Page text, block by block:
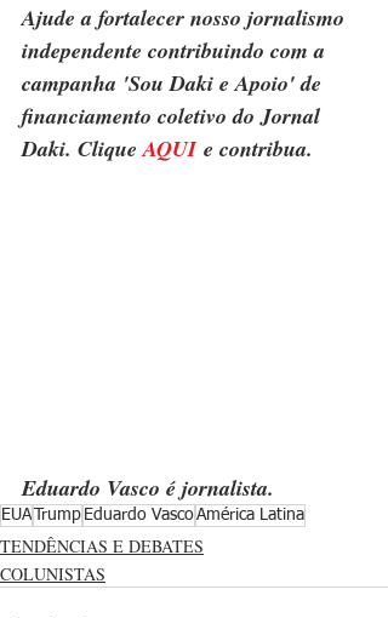
Ajude a fortalecer nosso jornalismo
independente contribuindo com a
campanha 'Sou Daki e Apoio' de
financiamento coletivo do Jornal
Daki. Clique AQUI e contribua.
Eduardo Vasco é jornalista.
EUA Trump Eduardo VascoAmérica Latina
TENDÊNCIAS E DEBATES
COLUNISTAS